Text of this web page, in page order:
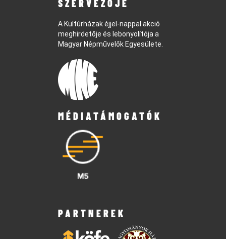
SZERVEZŐJE
A Kultúrházak éjjel-nappal akció
meghirdetője és lebonyolítója a
Magyar Népművelők Egyesülete.
MÉDIATÁMOGATÓK
PARTNEREK